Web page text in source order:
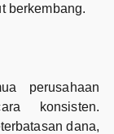
berkembang.
perusahaan
konsisten.
dana,